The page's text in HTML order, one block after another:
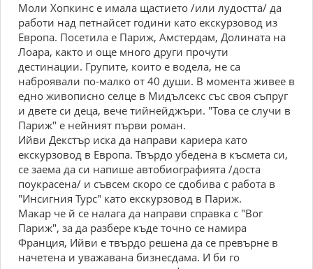
Моли Хопкинс е имала щастието /или лудостта/ да
работи над петнайсет години като екскурзовод из
Европа. Посетила е Париж, Амстердам, Долината на
Лоара, както и още много други прочути
дестинации. Групите, които е водела, не са
наброявали по-малко от 40 души. В момента живее в
едно живописно селце в Мидълсекс със своя съпруг
и двете си деца, вече тийнейджъри. "Това се случи в
Париж" е нейният първи роман.
Ийви Декстър иска да направи кариера като
екскурзовод в Европа. Твърдо убедена в късмета си,
се заема да си напише автобиографията /доста
поукрасена/ и съвсем скоро се сдобива с работа в
"Инсигния Турс" като екскурзовод в Париж.
Макар че й се налага да направи справка с "Вог
Париж", за да разбере къде точно се намира
Франция, Ийви е твърдо решена да се превърне в
начетена и уважавана бизнесдама. И би го